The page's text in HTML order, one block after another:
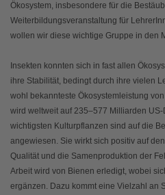
Ökosystem, insbesondere für die
Weiterbildungsveranstaltung für
wollen wir diese wichtige Gruppe in den
Insekten konnten sich in fast allen
ihre Stabilität, bedingt durch ihre vielen
wohl bekannteste Ökosystemleistung
wird weltweit auf 235–577 Milliarden
wichtigsten Kulturpflanzen sind auf die
angewiesen. Sie wirkt sich positiv auf
Qualität und die Samenproduktion der
Arbeit wird von Bienen erledigt, wobei
ergänzen. Dazu kommt eine Vielzahl an